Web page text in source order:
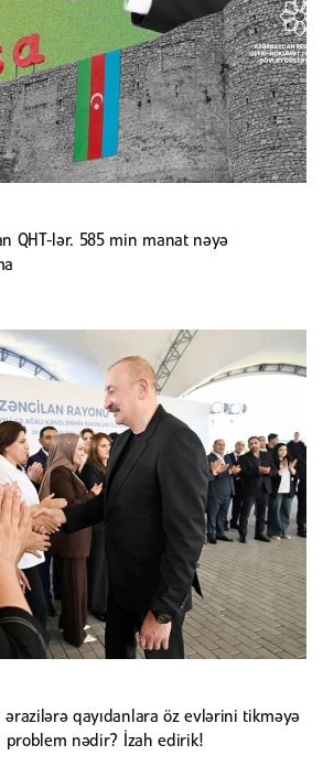
QHT-lər. 585 min manat nəyə
ərazilərə qayıdanlara öz evlərini tikməyə
problem nədir? İzah edirik!